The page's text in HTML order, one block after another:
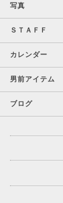
写真
ＳＴＡＦＦ
カレンダー
男前アイテム
ブログ